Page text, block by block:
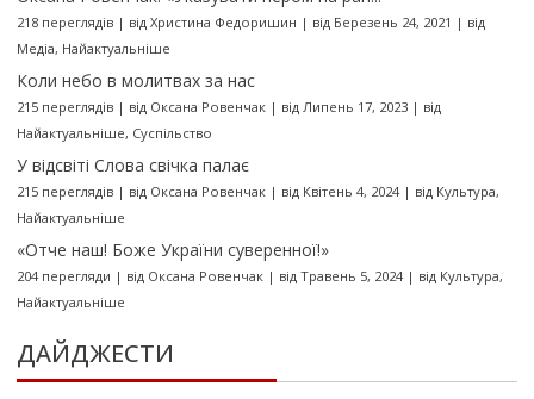
218 переглядів| від Христина Федоришин | від Березень 24, 2021 | від
Медіа, Найактуальніше
Коли небо в молитвах за нас
215 переглядів| від Оксана Ровенчак| від Липень 17, 2023| від
Найактуальніше, Суспільство
У відсвіті Слова свічка палає
215 переглядів| від Оксана Ровенчак| від Квітень 4, 2024| від Культура,
Найактуальніше
«Отче наш! Боже України суверенної!»
204 перегляди | від Оксана Ровенчак| від Травень 5, 2024| від Культура,
Найактуальніше
ДАЙДЖЕСТИ